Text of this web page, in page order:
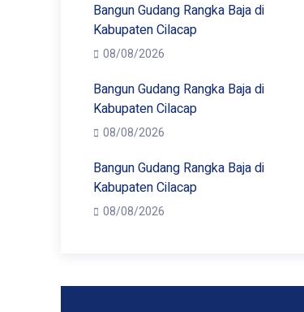
Bangun Gudang Rangka Baja di
Kabupaten Cilacap
08/08/2026
Bangun Gudang Rangka Baja di
Kabupaten Cilacap
08/08/2026
Bangun Gudang Rangka Baja di
Kabupaten Cilacap
08/08/2026